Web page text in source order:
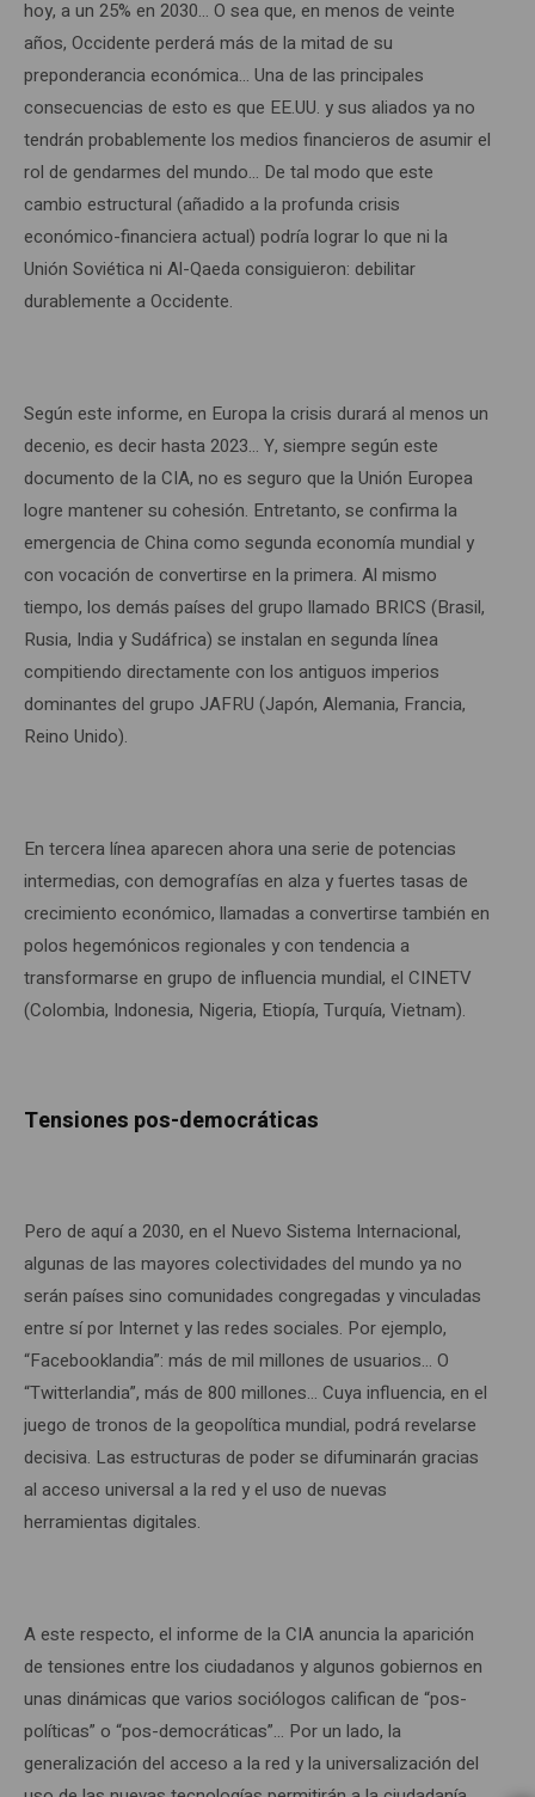
hoy, a un 25% en 2030… O sea que, en menos de veinte
años, Occidente perderá más de la mitad de su
preponderancia económica… Una de las principales
consecuencias de esto es que EE.UU. y sus aliados ya no
tendrán probablemente los medios financieros de asumir el
rol de gendarmes del mundo… De tal modo que este
cambio estructural (añadido a la profunda crisis
económico-financiera actual) podría lograr lo que ni la
Unión Soviética ni Al-Qaeda consiguieron: debilitar
durablemente a Occidente.
Según este informe, en Europa la crisis durará al menos un
decenio, es decir hasta 2023… Y, siempre según este
documento de la CIA, no es seguro que la Unión Europea
logre mantener su cohesión. Entretanto, se confirma la
emergencia de China como segunda economía mundial y
con vocación de convertirse en la primera. Al mismo
tiempo, los demás países del grupo llamado BRICS (Brasil,
Rusia, India y Sudáfrica) se instalan en segunda línea
compitiendo directamente con los antiguos imperios
dominantes del grupo JAFRU (Japón, Alemania, Francia,
Reino Unido).
En tercera línea aparecen ahora una serie de potencias
intermedias, con demografías en alza y fuertes tasas de
crecimiento económico, llamadas a convertirse también en
polos hegemónicos regionales y con tendencia a
transformarse en grupo de influencia mundial, el CINETV
(Colombia, Indonesia, Nigeria, Etiopía, Turquía, Vietnam).
Tensiones pos-democráticas
Pero de aquí a 2030, en el Nuevo Sistema Internacional,
algunas de las mayores colectividades del mundo ya no
serán países sino comunidades congregadas y vinculadas
entre sí por Internet y las redes sociales. Por ejemplo,
“Facebooklandia”: más de mil millones de usuarios… O
“Twitterlandia”, más de 800 millones… Cuya influencia, en el
juego de tronos de la geopolítica mundial, podrá revelarse
decisiva. Las estructuras de poder se difuminarán gracias
al acceso universal a la red y el uso de nuevas
herramientas digitales.
A este respecto, el informe de la CIA anuncia la aparición
de tensiones entre los ciudadanos y algunos gobiernos en
unas dinámicas que varios sociólogos califican de “pos-
políticas” o “pos-democráticas”… Por un lado, la
generalización del acceso a la red y la universalización del